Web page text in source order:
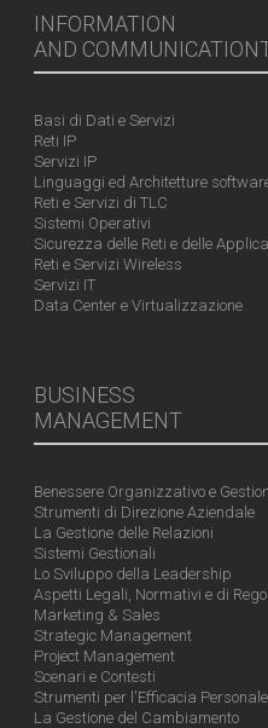
INFORMATION
AND
Basi di Dati e Servizi
Reti IP
Servizi IP
Linguaggi ed Architetture
Reti e Servizi di TLC
Sistemi Operativi
Sicurezza delle Reti e delle
Reti e Servizi Wireless
Servizi IT
Data Center e Virtualizzazione
BUSINESS
MANAGEMENT
Benessere Organizzativo e
Strumenti di Direzione Aziendale
La Gestione delle Relazioni
Sistemi Gestionali
Lo Sviluppo della Leadership
Aspetti Legali, Normativi e di
Marketing & Sales
Strategic Management
Project Management
Scenari e Contesti
Strumenti per l'Efficacia Personale
La Gestione del Cambiamento